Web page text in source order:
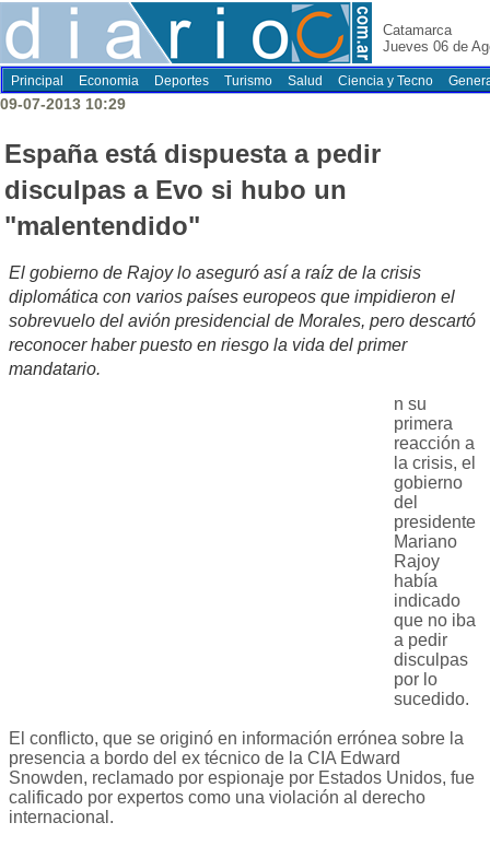
Catamarca
Jueves 06 de
Principal Economia Deportes Turismo Salud Ciencia y Tecno
09-07-2013 10:29
España está dispuesta a pedir
disculpas a Evo si hubo un
"malentendido"
El gobierno de Rajoy lo aseguró así a raíz de la crisis
diplomática con varios países europeos que impidieron el
sobrevuelo del avión presidencial de Morales, pero descartó
reconocer haber puesto en riesgo la vida del primer
mandatario.
n su
primera
reacción a
la crisis, el
gobierno
del
presidente
Mariano
Rajoy
había
indicado
que no iba
a pedir
disculpas
por lo
sucedido.
El conflicto, que se originó en información errónea sobre la
presencia a bordo del ex técnico de la CIA Edward
Snowden, reclamado por espionaje por Estados Unidos, fue
calificado por expertos como una violación al derecho
internacional.